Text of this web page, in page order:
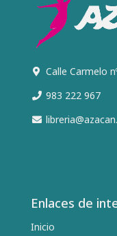
Calle Carmelo
983 222 967
Enlaces de
Inicio